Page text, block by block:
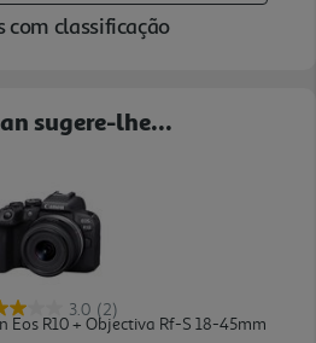
sugere-lhe...
3.0 (2)
R10 + Objectiva Rf-S 18-45mm